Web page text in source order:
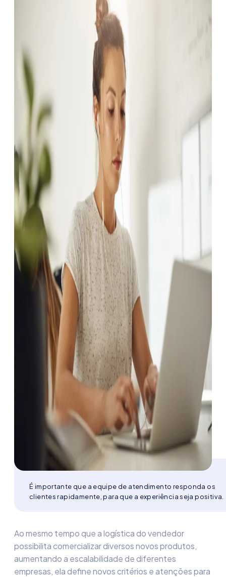
É importante que a equipe de atendimento responda os
clientes rapidamente, para que a experiência seja positiva.
Ao mesmo tempo que alogística do vendedor
possibilita comercializar diversos novos produtos,
aumentando a escalabilidade de diferentes
empresas, ela define novos critérios e atenções para